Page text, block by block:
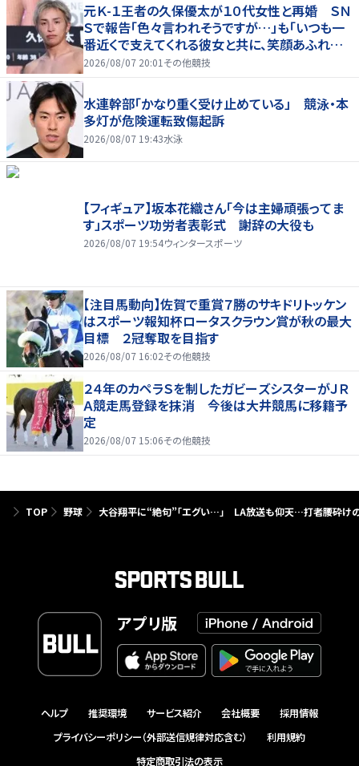
元Ｋ-１王者の久保優太が１０代女性と再婚 ＳＮ
Ｓで報告「色々言われそうですが…」も「いつも一
番近くで支えてくれる彼女と共に、笑顔あふれる
家庭を築いていきたい」
2026/08/07 20:01 その他競技
水連幹部「かなり重く受け止めている」 競泳・本
多灯が危険運転致傷起訴
2026/08/07 19:43水泳
【フィギュア】坂本花織さん「今は主婦頑張ってま
す」スポーツ功労者表彰式 謝辞の大役も
2026/08/07 19:54ウィンタースポーツ
【注目馬動向】佐賀で重賞７勝のサキドリトッケン
はスポーツ報知杯ロータスクラウン賞が秋の最大
目標 ２冠奪取を目指す
2026/08/07 16:02その他競技
２４年のカペラＳを制したガビーズシスターがＪＲ
Ａ競走馬登録を抹消 今後は大井競馬に移籍予
定
2026/08/07 15:06その他競技
TOP 野球 大谷翔平に“絶句”「エグい…」 LA放送も仰天…打者腰砕けの
アプリ版
ヘルプ 推奨環境 サービス紹介 会社概要
採用情報
プライバシーポリシー（外部送信規律対応含む）
利用規約
特定商取引法の表示